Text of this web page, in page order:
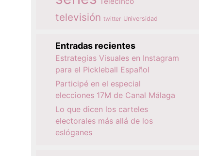
televisión twitter Universidad
Entradas recientes
Estrategias Visuales en Instagram
para el Pickleball Español
Participé en el especial
elecciones 17M de Canal Málaga
Lo que dicen los carteles
electorales más allá de los
eslóganes